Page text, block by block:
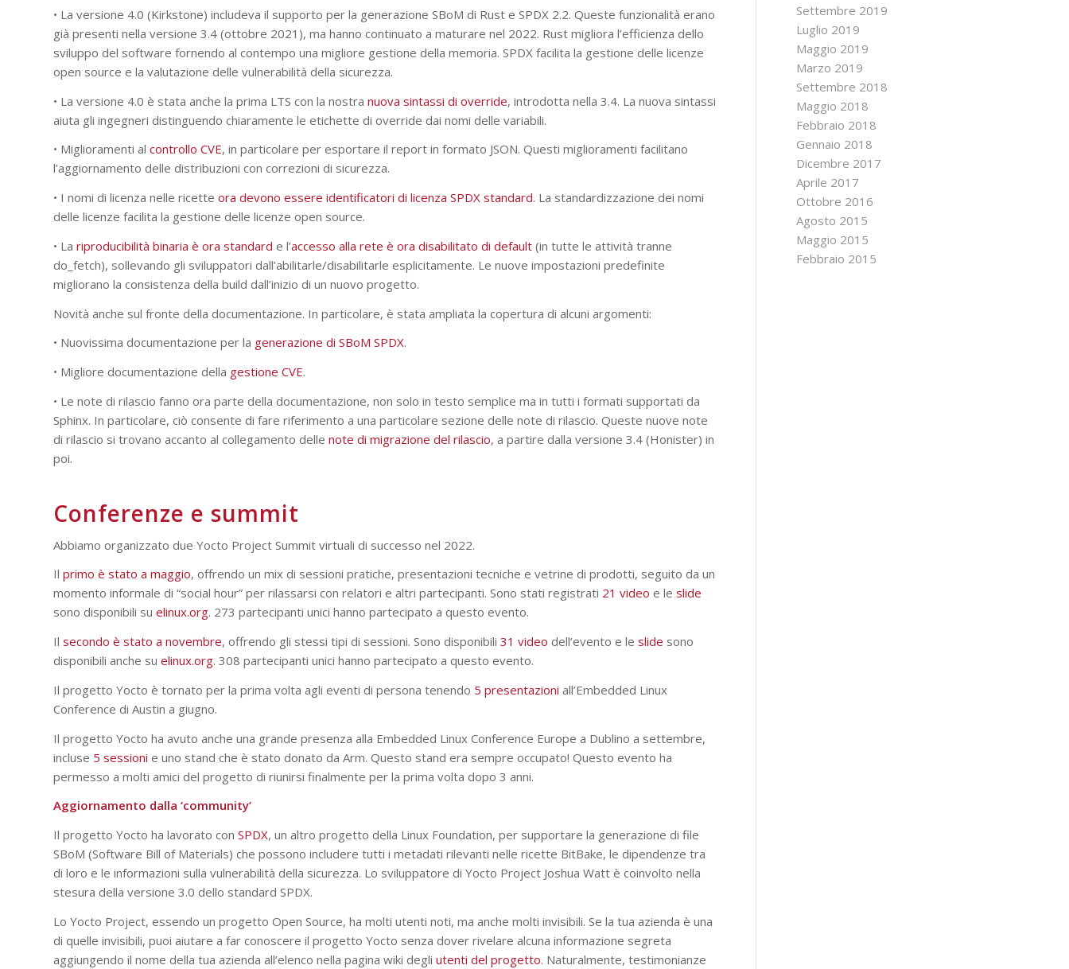
• La versione 4.0 (Kirkstone) includeva il supporto per la generazione SBoM di Rust e SPDX 2.2. Queste funzionalità erano
già presenti nella versione 3.4 (ottobre 2021), ma hanno continuato a maturare nel 2022. Rust migliora l’efficienza dello
sviluppo del software fornendo al contempo una migliore gestione della memoria. SPDX facilita la gestione delle licenze
open source e la valutazione delle vulnerabilità della sicurezza.
• La versione 4.0 è stata anche la prima LTS con la nostra nuova sintassi di override, introdotta nella 3.4. La nuova sintassi
aiuta gli ingegneri distinguendo chiaramente le etichette di override dai nomi delle variabili.
• Miglioramenti al controllo CVE, in particolare per esportare il report in formato JSON. Questi miglioramenti facilitano
l’aggiornamento delle distribuzioni con correzioni di sicurezza.
• I nomi di licenza nelle ricette ora devono essere identificatori di licenza SPDX standard. La standardizzazione dei nomi
delle licenze facilita la gestione delle licenze open source.
• La riproducibilità binaria è ora standard e l’accesso alla rete è ora disabilitato di default (in tutte le attività tranne
do_fetch), sollevando gli sviluppatori dall’abilitarle/disabilitarle esplicitamente. Le nuove impostazioni predefinite
migliorano la consistenza della build dall’inizio di un nuovo progetto.
Novità anche sul fronte della documentazione. In particolare, è stata ampliata la copertura di alcuni argomenti:
• Nuovissima documentazione per la generazione di SBoM SPDX.
• Migliore documentazione della gestione CVE.
• Le note di rilascio fanno ora parte della documentazione, non solo in testo semplice ma in tutti i formati supportati da
Sphinx. In particolare, ciò consente di fare riferimento a una particolare sezione delle note di rilascio. Queste nuove note
di rilascio si trovano accanto al collegamento delle note di migrazione del rilascio, a partire dalla versione 3.4 (Honister) in
poi.
Conferenze e summit
Abbiamo organizzato due Yocto Project Summit virtuali di successo nel 2022.
Il primo è stato a maggio, offrendo un mix di sessioni pratiche, presentazioni tecniche e vetrine di prodotti, seguito da un
momento informale di “social hour” per rilassarsi con relatori e altri partecipanti. Sono stati registrati 21 video e le slide
sono disponibili su elinux.org. 273 partecipanti unici hanno partecipato a questo evento.
Il secondo è stato a novembre, offrendo gli stessi tipi di sessioni. Sono disponibili 31 video dell’evento e le slide sono
disponibili anche su elinux.org. 308 partecipanti unici hanno partecipato a questo evento.
Il progetto Yocto è tornato per la prima volta agli eventi di persona tenendo 5 presentazioni all’Embedded Linux
Conference di Austin a giugno.
Il progetto Yocto ha avuto anche una grande presenza alla Embedded Linux Conference Europe a Dublino a settembre,
incluse 5 sessioni e uno stand che è stato donato da Arm. Questo stand era sempre occupato! Questo evento ha
permesso a molti amici del progetto di riunirsi finalmente per la prima volta dopo 3 anni.
Aggiornamento dalla ‘community’
Il progetto Yocto ha lavorato con SPDX, un altro progetto della Linux Foundation, per supportare la generazione di file
SBoM (Software Bill of Materials) che possono includere tutti i metadati rilevanti nelle ricette BitBake, le dipendenze tra
di loro e le informazioni sulla vulnerabilità della sicurezza. Lo sviluppatore di Yocto Project Joshua Watt è coinvolto nella
stesura della versione 3.0 dello standard SPDX.
Lo Yocto Project, essendo un progetto Open Source, ha molti utenti noti, ma anche molti invisibili. Se la tua azienda è una
di quelle invisibili, puoi aiutare a far conoscere il progetto Yocto senza dover rivelare alcuna informazione segreta
aggiungendo il nome della tua azienda all’elenco nella pagina wiki degli utenti del progetto. Naturalmente, testimonianze
Settembre 2019
Luglio 2019
Maggio 2019
Marzo 2019
Settembre 2018
Maggio 2018
Febbraio 2018
Gennaio 2018
Dicembre 2017
Aprile 2017
Ottobre 2016
Agosto 2015
Maggio 2015
Febbraio 2015